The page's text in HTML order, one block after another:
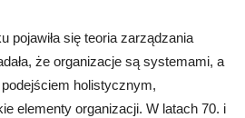
pojawiła się teoria zarządzania
że organizacje są systemami, a
holistycznym,
elementy organizacji. W latach 70. i